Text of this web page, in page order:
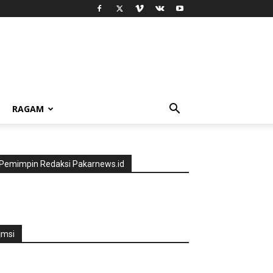
RAGAM
Pemimpin Redaksi Pakarnews.id